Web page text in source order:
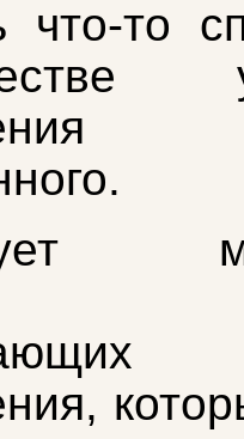
что-то